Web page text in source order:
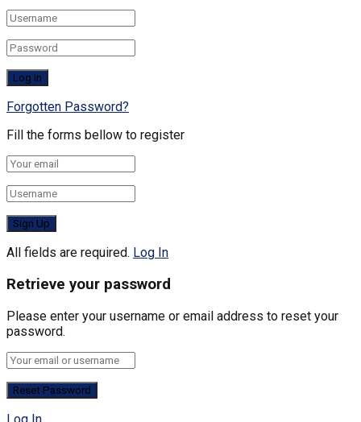
Forgotten Password?
Fill the forms bellow to register
All fields are required. Log In
Retrieve your password
Please enter your username or email address to reset your
password.
Log In